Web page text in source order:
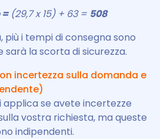
(29,7 x 15) + 63 = 508
più i tempi di consegna sono
sarà la scorta di sicurezza.
incertezza sulla domanda e
applica se avete incertezze
vostra richiesta, ma queste
indipendenti.